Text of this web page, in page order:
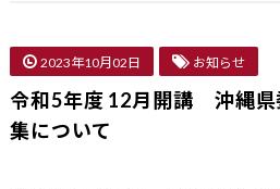
2023年10月02日 お知らせ
令和5年度 12月開講 沖縄
集について